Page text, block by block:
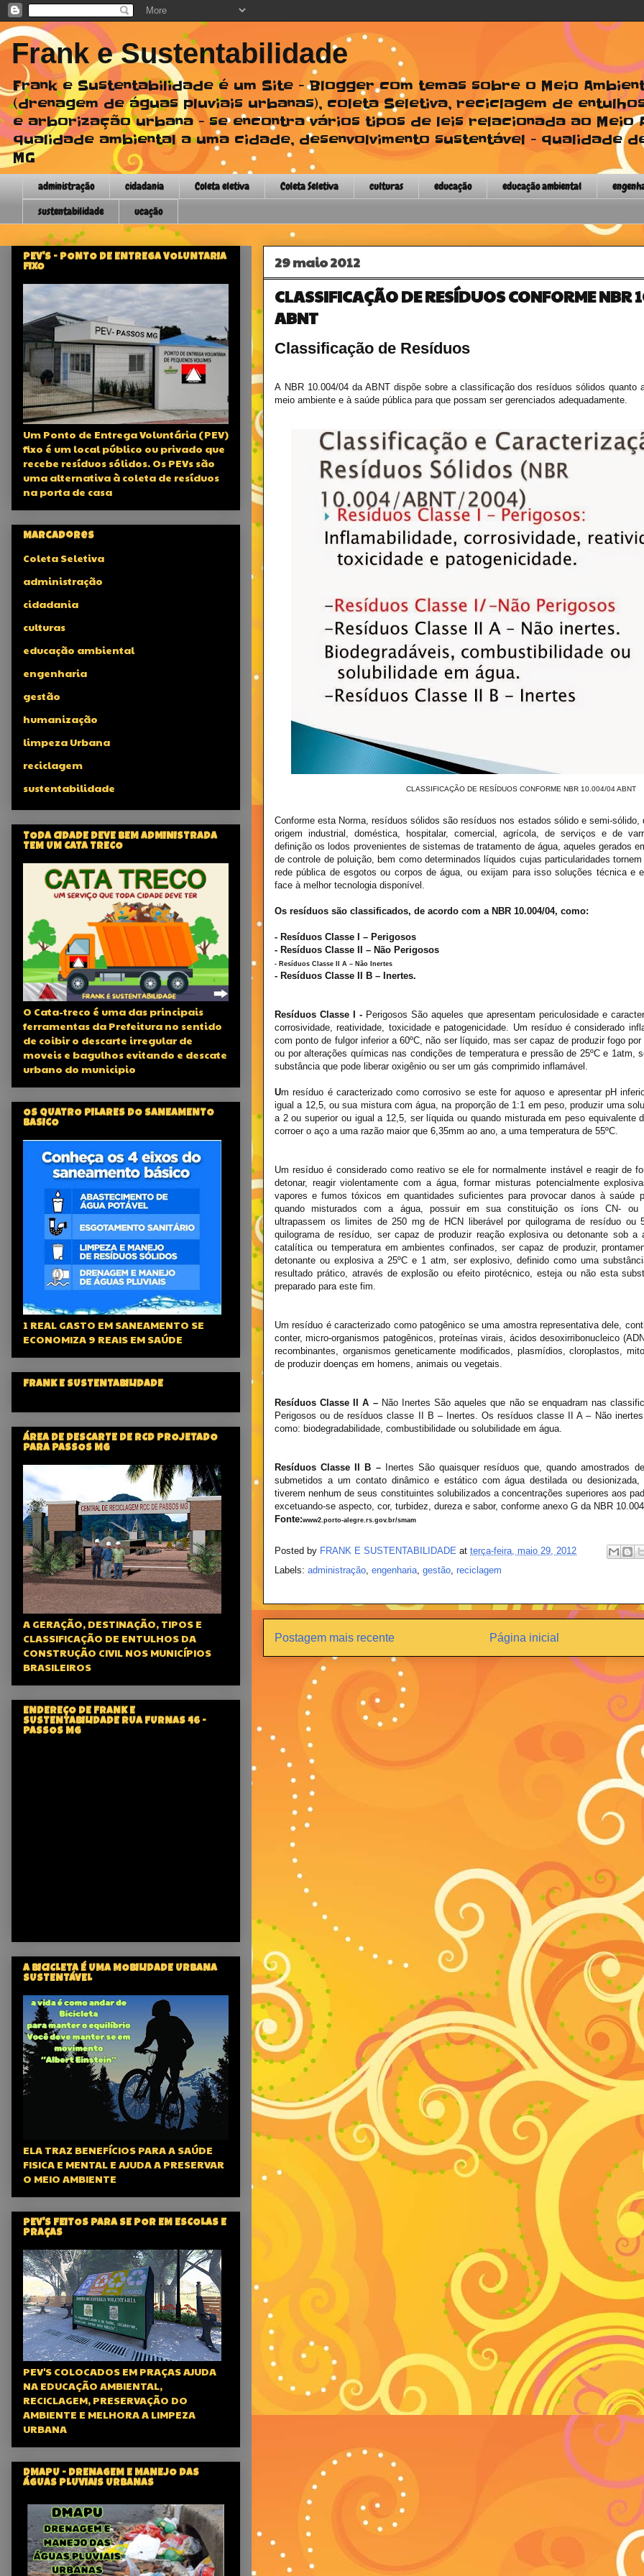
Frank e Sustentabilidade
Frank e Sustentabilidade é um Site - Blogger com temas sobre o Meio
(drenagem de águas pluviais urbanas), coleta Seletiva, reciclagem de
e arborização urbana - se encontra vários tipos de leis relacionada ao Meio
qualidade ambiental a uma cidade, desenvolvimento sustentável - qualidade
MG
administração cidadania Coleta eletiva Coleta Seletiva culturas educação educação ambiental
sustentabilidade
ucação
29 maio 2012
CLASSIFICAÇÃO DE RESÍDUOS CONFORME
ABNT
Classificação de Resíduos
A NBR 10.004/04 da ABNT dispõe sobre a classificação dos resíduos sólidos quanto
meio ambiente e à saúde pública para que possam ser gerenciados adequadamente.
CLASSIFICAÇÃO DE RESÍDUOS CONFORME NBR 10.004/04 ABNT
Conforme esta Norma, resíduos sólidos são resíduos nos estados sólido e semi-sólido,
origem industrial, doméstica, hospitalar, comercial, agrícola, de serviços e de
definição os lodos provenientes de sistemas de tratamento de água, aqueles gerados
de controle de poluição, bem como determinados líquidos cujas particularidades
rede pública de esgotos ou corpos de água, ou exijam para isso soluções técnica e
face à melhor tecnologia disponível.
Os resíduos são classificados, de acordo com a NBR 10.004/04, como:
- Resíduos Classe I – Perigosos
- Resíduos Classe II – Não Perigosos
- Resíduos Classe II A – Não Inertes
- Resíduos Classe II B – Inertes.
Resíduos Classe I- Perigosos São aqueles que apresentam periculosidade e
corrosividade, reatividade, toxicidade e patogenicidade. Um resíduo é considerado
com ponto de fulgor inferior a 60ºC, não ser líquido, mas ser capaz de produzir fogo
ou por alterações químicas nas condições de temperatura e pressão de 25ºC e 1atm,
substância que pode liberar oxigênio ou ser um gás comprimido inflamável.
Um resíduo é caracterizado como corrosivo se este for aquoso e apresentar pH
igual a 12,5, ou sua mistura com água, na proporção de 1:1 em peso, produzir uma
a 2 ou superior ou igual a 12,5, ser líquida ou quando misturada em peso equivalente
corroer o aço a uma razão maior que 6,35mm ao ano, a uma temperatura de 55ºC.
Um resíduo é considerado como reativo se ele for normalmente instável e reagir de
detonar, reagir violentamente com a água, formar misturas potencialmente
vapores e fumos tóxicos em quantidades suficientes para provocar danos à saúde
quando misturados com a água, possuir em sua constituição os íons CN- ou
ultrapassem os limites de 250 mg de HCN liberável por quilograma de resíduo ou
quilograma de resíduo, ser capaz de produzir reação explosiva ou detonante sob
catalítica ou temperatura em ambientes confinados, ser capaz de produzir,
detonante ou explosiva a 25ºC e 1 atm, ser explosivo, definido como uma
resultado prático, através de explosão ou efeito pirotécnico, esteja ou não esta
preparado para este fim.
Um resíduo é caracterizado como patogênico se uma amostra representativa dele,
conter, micro-organismos patogênicos, proteínas virais, ácidos desoxirribonucleico
recombinantes, organismos geneticamente modificados, plasmídios, cloroplastos,
de produzir doenças em homens, animais ou vegetais.
Resíduos Classe II A –Não Inertes São aqueles que não se enquadram nas
Perigosos ou de resíduos classe II B – Inertes. Os resíduos classe II A – Não
como: biodegradabilidade, combustibilidade ou solubilidade em água.
Resíduos Classe II B –
Inertes São quaisquer resíduos que, quando amostrados
submetidos a um contato dinâmico e estático com água destilada ou desionizada,
tiverem nenhum de seus constituintes solubilizados a concentrações superiores aos
excetuando-se aspecto, cor, turbidez, dureza e sabor, conforme anexo G da NBR
Fonte:www2.porto-alegre.rs.gov.br/smam
Posted by FRANK E SUSTENTABILIDADE at terça-feira, maio 29, 2012
Labels: administração, engenharia, gestão, reciclagem
Postagem mais recente Página inicial
PEV'S - PONTO DE ENTREGA VOLUNTARIA
FIXO
Um Ponto de Entrega Voluntária (PEV)
fixo é um local público ou privado que
recebe resíduos sólidos. Os PEVs são
uma alternativa à coleta de resíduos
na porta de casa
Marcadores
Coleta Seletiva
administração
cidadania
culturas
educação ambiental
engenharia
gestão
humanização
limpeza Urbana
reciclagem
sustentabilidade
TODA CIDADE DEVE BEM ADMINISTRADA
TEM UM CATA TRECO
O Cata-treco é uma das principais
ferramentas da Prefeitura no sentido
de coibir o descarte irregular de
moveis e bagulhos evitando e descate
urbano do municipio
OS QUATRO PILARES DO SANEAMENTO
BASICO
1 REAL GASTO EM SANEAMENTO SE
ECONOMIZA 9 REAIS EM SAÚDE
FRANK E SUSTENTABILIDADE
ÁREA DE DESCARTE DE RCD PROJETADO
PARA PASSOS MG
A GERAÇÃO, DESTINAÇÃO, TIPOS E
CLASSIFICAÇÃO DE ENTULHOS DA
CONSTRUÇÃO CIVIL NOS MUNICÍPIOS
BRASILEIROS
ENDEREÇO DE FRANK E
SUSTENTABILIDADE RUA FURNAS 46 -
PASSOS MG
A BICICLETA É UMA MOBILIDADE URBANA
SUSTENTÁVEL
ELA TRAZ BENEFÍCIOS PARA A SAÚDE
FISICA E MENTAL E AJUDA A PRESERVAR
O MEIO AMBIENTE
PEV'S FEITOS PARA SE POR EM ESCOLAS E
PRAÇAS
PEV'S COLOCADOS EM PRAÇAS AJUDA
NA EDUCAÇÃO AMBIENTAL,
RECICLAGEM, PRESERVAÇÃO DO
AMBIENTE E MELHORA A LIMPEZA
URBANA
DMAPU - DRENAGEM E MANEJO DAS
ÁGUAS PLUVIAIS URBANAS